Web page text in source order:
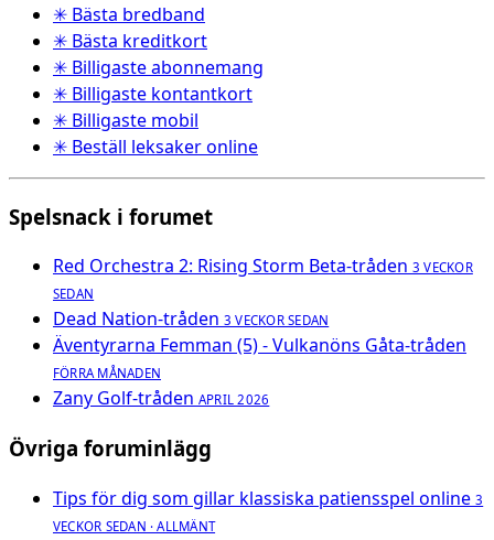
✳ Bästa bredband
✳ Bästa kreditkort
✳ Billigaste abonnemang
✳ Billigaste kontantkort
✳ Billigaste mobil
✳ Beställ leksaker online
Spelsnack i forumet
Red Orchestra 2: Rising Storm Beta-tråden 3 VECKOR
SEDAN
Dead Nation-tråden 3 VECKOR SEDAN
Äventyrarna Femman (5) - Vulkanöns Gåta-tråden
FÖRRA MÅNADEN
Zany Golf-tråden APRIL 2026
Övriga foruminlägg
Tips för dig som gillar klassiska patiensspel online 3
VECKOR SEDAN · ALLMÄNT